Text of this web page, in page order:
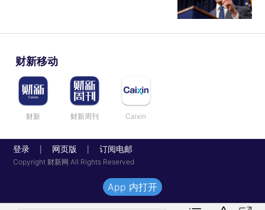
财新移动
财新 财新周刊 Caixin
登录 网页版 订阅电邮
Copyright 财新网 All Rights Reserved
App 内打开